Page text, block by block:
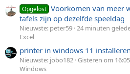
Opgelost Voorkomen van meer
tafels zijn op dezelfde speeldag
Nieuwste: peter59 24 minuten
Excel
printer in windows 11 installeren
Nieuwste: jobo182 Gisteren om 16:05
Windows